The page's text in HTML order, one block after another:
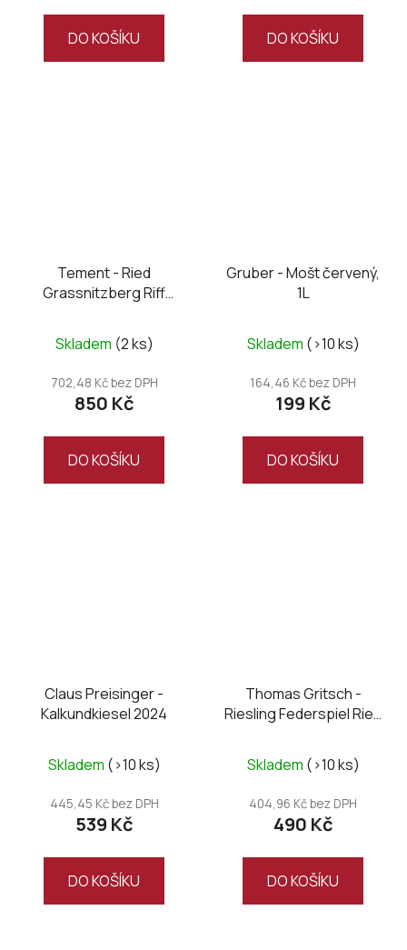
DO KOŠÍKU DO KOŠÍKU
Tement - Ried
Grassnitzberg Riff
STK Lage Bio 2020
Skladem (2 ks)
702,48 Kč bez DPH
850 Kč
DO KOŠÍKU
Gruber - Mošt červený,
1L
Skladem (>10 ks)
164,46 Kč bez DPH
199 Kč
DO KOŠÍKU
Claus Preisinger -
Kalkundkiesel 2024
Skladem (>10 ks)
445,45 Kč bez DPH
539 Kč
DO KOŠÍKU
Thomas Gritsch -
Riesling Federspiel Ried
Skladem (>10 ks)
404,96 Kč bez DPH
490 Kč
DO KOŠÍKU